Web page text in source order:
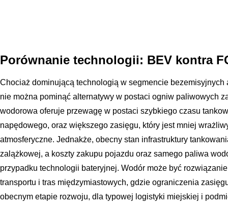
Porównanie technologii: BEV kontra
Chociaż dominującą technologią w segmencie
nie można pominąć alternatywy w postaci ogniw paliwowych
wodorowa oferuje przewagę w postaci szybkiego czasu
napędowego, oraz większego zasięgu, który jest mniej
atmosferyczne. Jednakże, obecny stan infrastruktury
zalążkowej, a koszty zakupu pojazdu oraz samego paliwa
przypadku technologii bateryjnej. Wodór może być
transportu i tras międzymiastowych, gdzie ograniczenia
obecnym etapie rozwoju, dla typowej logistyki miejskiej i